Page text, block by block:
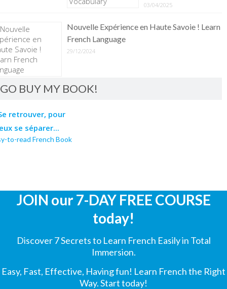
03/04/2025
Nouvelle Expérience en Haute Savoie ! Learn
French Language
29/12/2024
GO BUY MY BOOK!
to-read French Book
JOIN our 7-DAY FREE COURSE
today!
Discover 7 Secrets to Learn French Easily in Total
Immersion.
Easy, Fast, Effective, Having fun! Learn French the Right
Way. Start today!